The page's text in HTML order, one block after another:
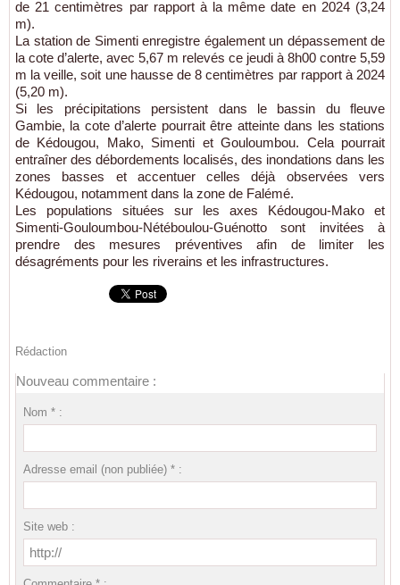
de 21 centimètres par rapport à la même date en 2024 (3,24
m).
La station de Simenti enregistre également un dépassement de
la cote d’alerte, avec 5,67 m relevés ce jeudi à 8h00 contre 5,59
m la veille, soit une hausse de 8 centimètres par rapport à 2024
(5,20 m).
Si les précipitations persistent dans le bassin du fleuve
Gambie, la cote d’alerte pourrait être atteinte dans les stations
de Kédougou, Mako, Simenti et Gouloumbou. Cela pourrait
entraîner des débordements localisés, des inondations dans les
zones basses et accentuer celles déjà observées vers
Kédougou, notamment dans la zone de Falémé.
Les populations situées sur les axes Kédougou-Mako et
Simenti-Gouloumbou-Nétéboulou-Guénotto sont invitées à
prendre des mesures préventives afin de limiter les
désagréments pour les riverains et les infrastructures.
Rédaction
Nouveau commentaire :
Nom * :
Adresse email (non publiée) * :
Site web :